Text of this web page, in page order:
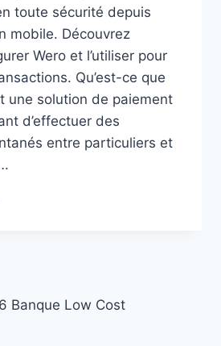
toute sécurité depuis
mobile. Découvrez
Wero et l’utiliser pour
Qu’est-ce que
une solution de paiement
d’effectuer des
entre particuliers et
Banque Low Cost